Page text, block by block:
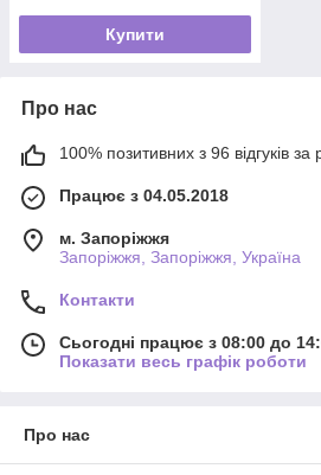
Купити
Про нас
100% позитивних з 96 відгуків за
Працює з 04.05.2018
м. Запоріжжя
Запоріжжя, Запоріжжя, Україна
Контакти
Сьогодні працює з 08:00 до
Показати весь графік роботи
Про нас